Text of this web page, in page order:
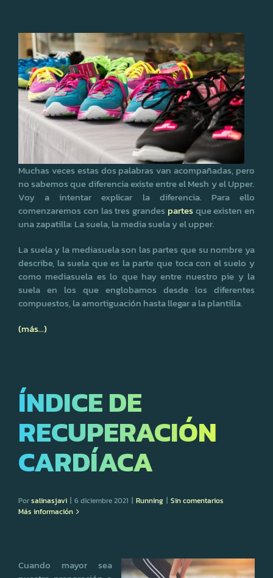
Muchas veces estas dos palabras van acompañadas, pero
no sabemos que diferencia existe entre el Mesh y el Upper.
Voy a intentar explicar la diferencia. Para ello
comenzaremos con las tres grandes partesque existen en
una zapatilla: La suela, la media suela y el upper.
La suela y la mediasuela son las partes que su nombre ya
describe, la suela que es la parte que toca con el suelo y
como mediasuela es lo que hay entre nuestro pie y la
suela en los que englobamos desde los diferentes
compuestos, la amortiguación hasta llegar a la plantilla.
(más…)
ÍNDICE DE
RECUPERACIÓN
CARDÍACA
Porsalinasjavi | 6 diciembre 2021 | Running | Sin comentarios
Más información
Cuando mayor sea